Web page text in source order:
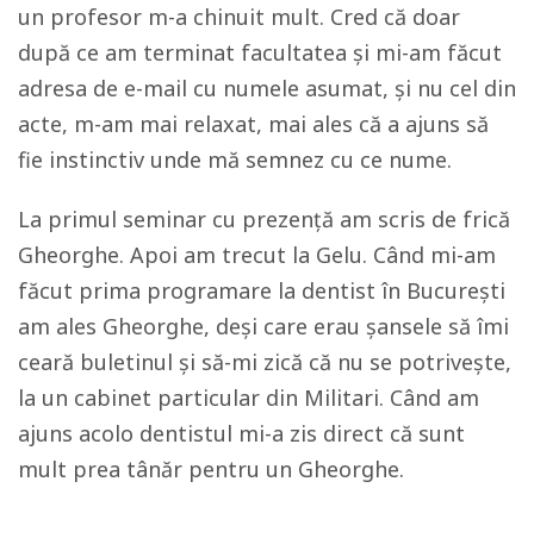
un profesor m-a chinuit mult. Cred că doar
după ce am terminat facultatea și mi-am făcut
adresa de e-mail cu numele asumat, și nu cel din
acte, m-am mai relaxat, mai ales că a ajuns să
fie instinctiv unde mă semnez cu ce nume.
La primul seminar cu prezență am scris de frică
Gheorghe. Apoi am trecut la Gelu. Când mi-am
făcut prima programare la dentist în București
am ales Gheorghe, deși care erau șansele să îmi
ceară buletinul și să-mi zică că nu se potrivește,
la un cabinet particular din Militari. Când am
ajuns acolo dentistul mi-a zis direct că sunt
mult prea tânăr pentru un Gheorghe.